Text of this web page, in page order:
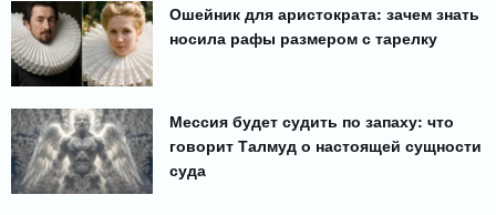
Ошейник для аристократа: зачем знать
носила рафы размером с тарелку
Мессия будет судить по запаху: что
говорит Талмуд о настоящей сущности
суда